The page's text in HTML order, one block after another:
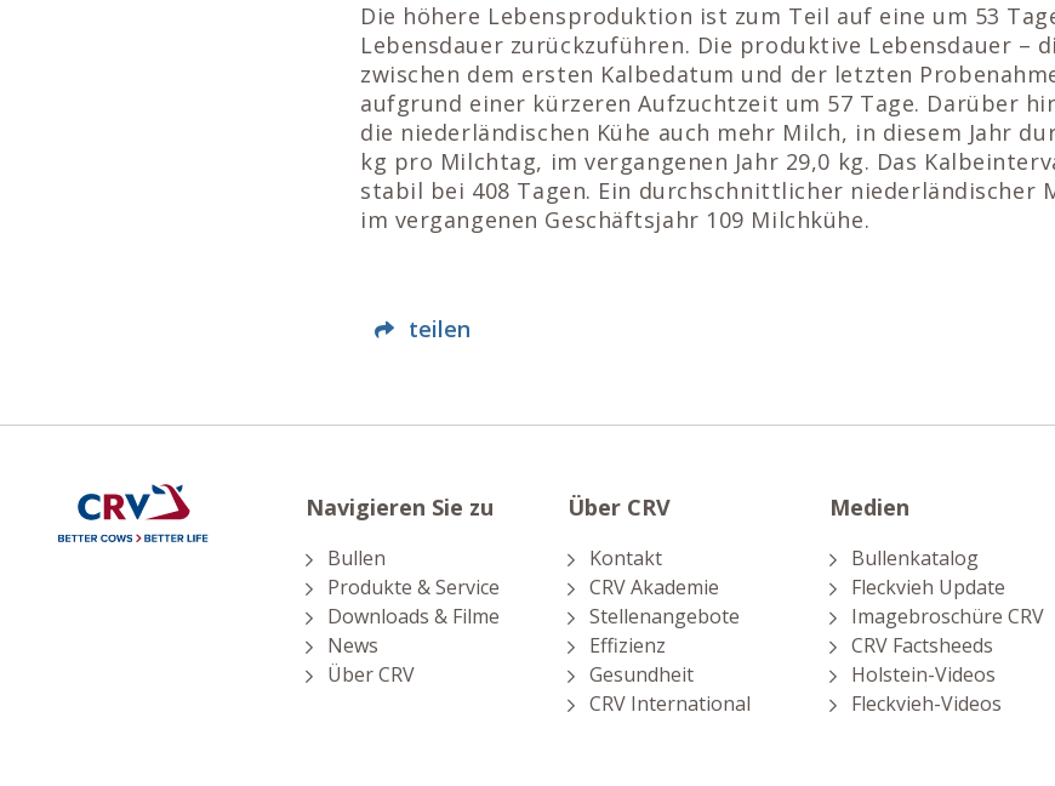
Die höhere Lebensproduktion ist zum Teil auf eine um 53
Lebensdauer zurückzuführen. Die produktive Lebensdauer –
zwischen dem ersten Kalbedatum und der letzten
aufgrund einer kürzeren Aufzuchtzeit um 57 Tage. Darüber
die niederländischen Kühe auch mehr Milch, in diesem Jahr
kg pro Milchtag, im vergangenen Jahr 29,0 kg. Das
stabil bei 408 Tagen. Ein durchschnittlicher niederländischer
im vergangenen Geschäftsjahr 109 Milchkühe.
teilen
Navigieren Sie zu
Bullen
Produkte & Service
Downloads & Filme
News
Über CRV
Über CRV
Kontakt
CRV Akademie
Stellenangebote
Effizienz
Gesundheit
CRV International
Medien
Bullenkatalog
Fleckvieh Update
Imagebroschüre CRV
CRV Factsheeds
Holstein-Videos
Fleckvieh-Videos